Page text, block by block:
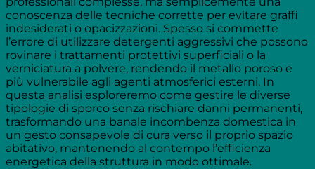
conoscenza delle tecniche corrette per evitare graffi
indesiderati o opacizzazioni. Spesso si commette
l’errore di utilizzare detergenti aggressivi che possono
rovinare i trattamenti protettivi superficiali o la
verniciatura a polvere, rendendo il metallo poroso e
più vulnerabile agli agenti atmosferici esterni. In
questa analisi esploreremo come gestire le diverse
tipologie di sporco senza rischiare danni permanenti,
trasformando una banale incombenza domestica in
un gesto consapevole di cura verso il proprio spazio
abitativo, mantenendo al contempo l’efficienza
energetica della struttura in modo ottimale.